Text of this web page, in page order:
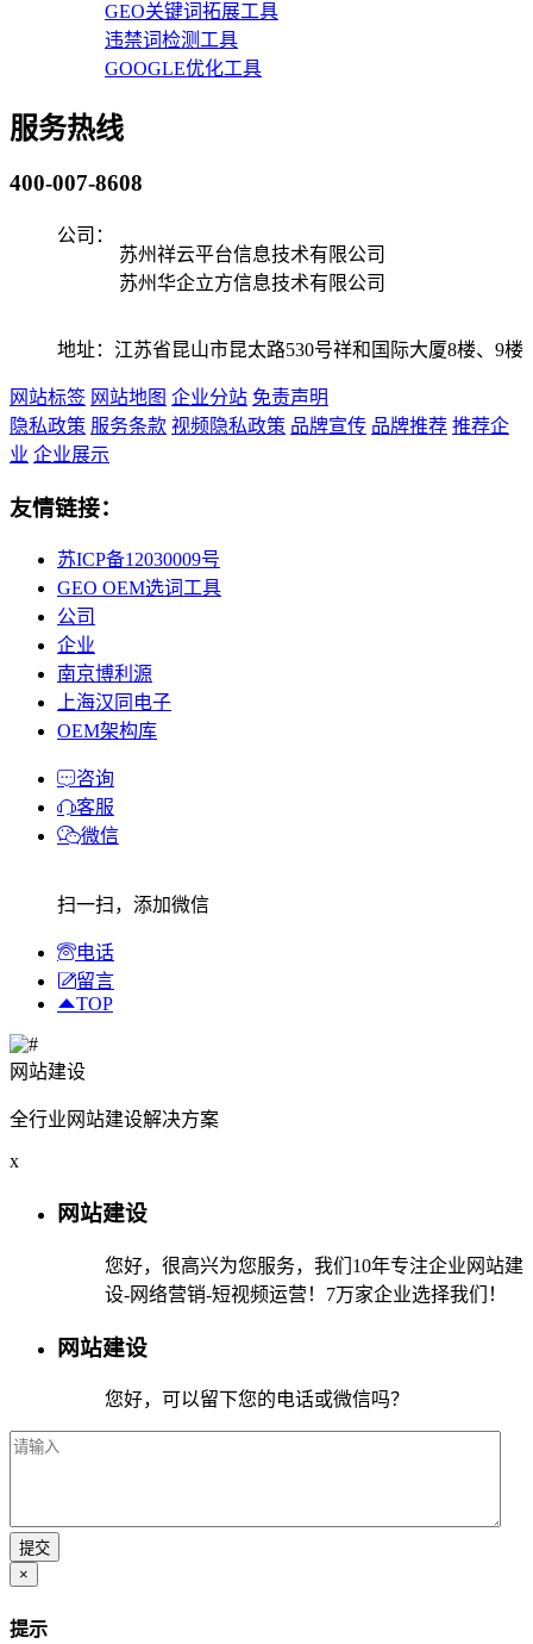
GEO关键词拓展工具
违禁词检测工具
GOOGLE优化工具
服务热线
400-007-8608
公司：
苏州祥云平台信息技术有限公司
苏州华企立方信息技术有限公司
地址：江苏省昆山市昆太路530号祥和国际大厦8楼、9楼
网站标签 网站地图 企业分站 免责声明
隐私政策 服务条款 视频隐私政策 品牌宣传 品牌推荐 推荐企
业 企业展示
友情链接：
苏ICP备12030009号
GEO OEM选词工具
公司
企业
南京博利源
上海汉同电子
OEM架构库
咨询
客服
微信
扫一扫，添加微信
电话
留言
TOP
网站建设
全行业网站建设解决方案
x
网站建设
您好，很高兴为您服务，我们10年专注企业网站建
设-网络营销-短视频运营！7万家企业选择我们！
网站建设
您好，可以留下您的电话或微信吗？
×
提示